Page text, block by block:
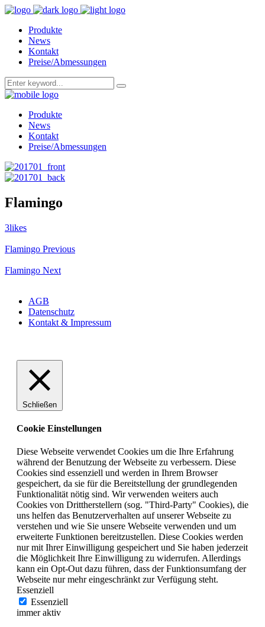
Produkte
News
Kontakt
Preise/Abmessungen
Produkte
News
Kontakt
Preise/Abmessungen
Flamingo
3likes
Flamingo Previous
Flamingo Next
AGB
Datenschutz
Kontakt & Impressum
Schließen
Cookie Einstellungen
Diese Webseite verwendet Cookies um die Ihre Erfahrung
während der Benutzung der Webseite zu verbessern. Diese
Cookies sind essenziell und werden in Ihrem Browser
gespeichert, da sie für die Bereitstellung der grundlegenden
Funktionalität nötig sind. Wir verwenden weiters auch
Cookies von Drittherstellern (sog. "Third-Party" Cookies), die
uns helfen das Benutzerverhalten auf unserer Webseite zu
verstehen und wie Sie unsere Webseite verwenden und um
erweiterte Funktionen bereitzustellen. Diese Cookies werden
nur mit Ihrer Einwilligung gespeichert und Sie haben jederzeit
die Möglichkeit Ihre Einwilligung zu widerrufen. Allerdings
kann ein Opt-Out dazu führen, dass der Funktionsumfang der
Webseite nur mehr eingeschränkt zur Verfügung steht.
Essenziell
Essenziell
immer aktiv